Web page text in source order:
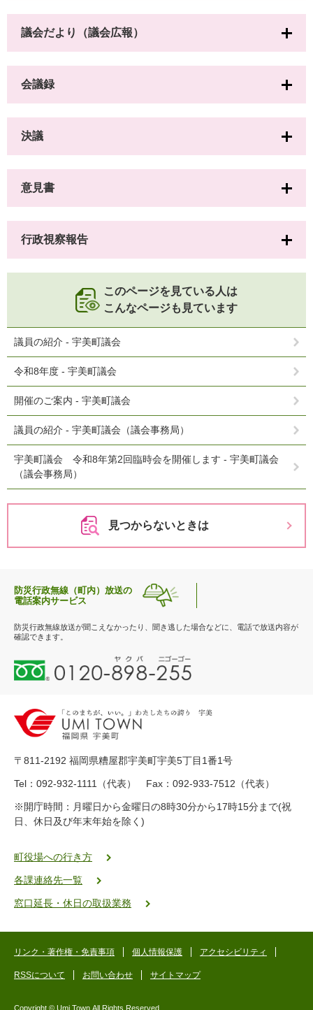
議会だより（議会広報）
会議録
決議
意見書
行政視察報告
このページを見ている人は
こんなページも見ています
議員の紹介 - 宇美町議会
令和8年度 - 宇美町議会
開催のご案内 - 宇美町議会
議員の紹介 - 宇美町議会（議会事務局）
宇美町議会 令和8年第2回臨時会を開催します - 宇美町議会
（議会事務局）
見つからないときは
防災行政無線（町内）放送の
電話案内サービス
防災行政無線放送が聞こえなかったり、聞き逃した場合などに、電話で放送内容が
確認できます。
0
1
-
8
-
5
5
ク
二
ゴ
〒811-2192 福岡県糟屋郡宇美町宇美5丁目1番1号
Tel：092-932-1111（代表） Fax：092-933-7512（代表）
※開庁時間：月曜日から金曜日の8時30分から17時15分まで(祝
日、休日及び年末年始を除く)
町役場への行き方
各課連絡先一覧
窓口延長・休日の取扱業務
リンク・著作権・免責事項 個人情報保護 アクセシビリティ
RSSについて お問い合わせ サイトマップ
Copyright © Umi Town.All Rights Reserved.